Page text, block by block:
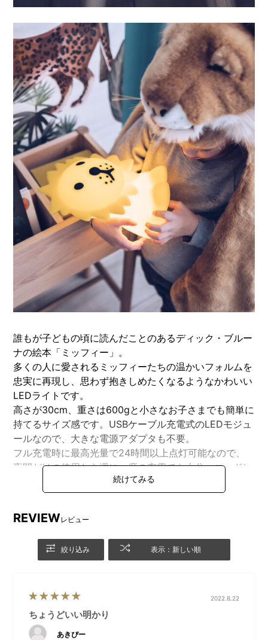
誰もが子どもの頃に読んだことのあるディック・ブルー
ナの絵本「ミッフィー」。
多くの人に愛されるミッフィーたちの温かいフォルムを
忠実に再現し、思わず抱きしめたくなるようなかわいい
LEDライトです。
高さが30cm、重さは600gと小さなお子さまでも簡単に
持てるサイズ感です。USBケーブル充電式のLEDモジュ
ールなので、大きな電源アダプタも不要。
フル充電時に最高光量で24時間以上点灯可能なので、
夜間だけの使用なら週に一度の充電でも十分。コードレ
スで家中どこにでも持ち運ぶことができます。
Mr. MariaはJannes HakとLennart Boskerによってオラ
ンダのアムステルダムに設立されたデザインスタジオで
“あらゆる年齢の子供たちに愛される物”をコンセプトに
物作りをしています。
【FIRST LIGHT miffy and friends 価格改定のお知ら
REVIEWレビュー
絞り込み 表示：新しい順
2022.8.22
ちょうどいい明かり
あきぴー